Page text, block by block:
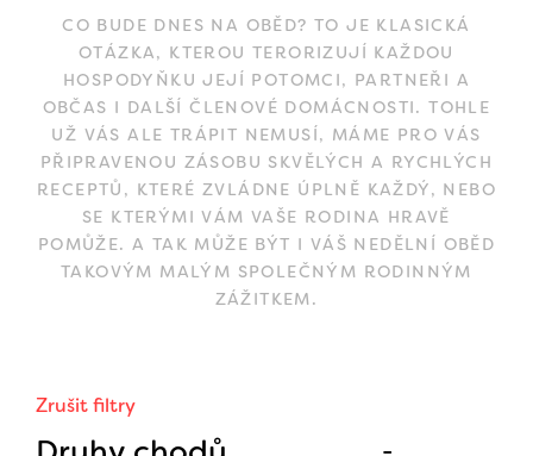
Zrušit filtry
CO BUDE DNES NA OBĚD? TO JE KLASICKÁ
OTÁZKA, KTEROU TERORIZUJÍ KAŽDOU
HOSPODYŇKU JEJÍ POTOMCI, PARTNEŘI A
OBČAS I DALŠÍ ČLENOVÉ DOMÁCNOSTI. TOHLE
UŽ VÁS ALE TRÁPIT NEMUSÍ, MÁME PRO VÁS
PŘIPRAVENOU ZÁSOBU SKVĚLÝCH A RYCHLÝCH
RECEPTŮ, KTERÉ ZVLÁDNE ÚPLNĚ KAŽDÝ, NEBO
SE KTERÝMI VÁM VAŠE RODINA HRAVĚ
POMŮŽE. A TAK MŮŽE BÝT I VÁŠ NEDĚLNÍ OBĚD
TAKOVÝM MALÝM SPOLEČNÝM RODINNÝM
ZÁŽITKEM.